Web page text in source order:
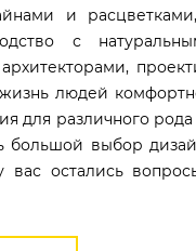
и
с
архитекторами,
людей
для различного
большой выбор
вас остались